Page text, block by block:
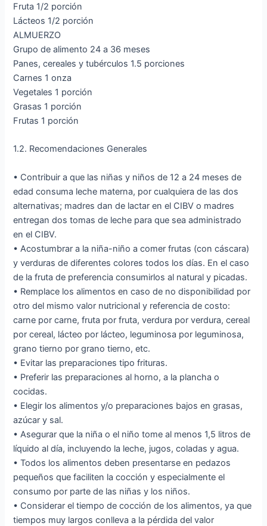
Fruta 1/2 porción
Lácteos 1/2 porción
ALMUERZO
Grupo de alimento 24 a 36 meses
Panes, cereales y tubérculos 1.5 porciones
Carnes 1 onza
Vegetales 1 porción
Grasas 1 porción
Frutas 1 porción
1.2. Recomendaciones Generales
• Contribuir a que las niñas y niños de 12 a 24 meses de
edad consuma leche materna, por cualquiera de las dos
alternativas; madres dan de lactar en el CIBV o madres
entregan dos tomas de leche para que sea administrado
en el CIBV.
• Acostumbrar a la niña-niño a comer frutas (con cáscara)
y verduras de diferentes colores todos los días. En el caso
de la fruta de preferencia consumirlos al natural y picadas.
• Remplace los alimentos en caso de no disponibilidad por
otro del mismo valor nutricional y referencia de costo:
carne por carne, fruta por fruta, verdura por verdura, cereal
por cereal, lácteo por lácteo, leguminosa por leguminosa,
grano tierno por grano tierno, etc.
• Evitar las preparaciones tipo frituras.
• Preferir las preparaciones al horno, a la plancha o
cocidas.
• Elegir los alimentos y/o preparaciones bajos en grasas,
azúcar y sal.
• Asegurar que la niña o el niño tome al menos 1,5 litros de
líquido al día, incluyendo la leche, jugos, coladas y agua.
• Todos los alimentos deben presentarse en pedazos
pequeños que faciliten la cocción y especialmente el
consumo por parte de las niñas y los niños.
• Considerar el tiempo de cocción de los alimentos, ya que
tiempos muy largos conlleva a la pérdida del valor